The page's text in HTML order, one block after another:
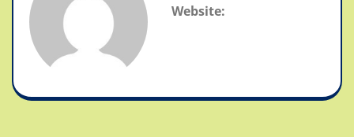
Website: